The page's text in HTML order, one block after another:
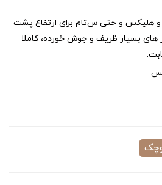
و هلیکس و حتی س‌تام برای ارتفاع پشت
های بسیار ظریف و جوش خورده، کاملا